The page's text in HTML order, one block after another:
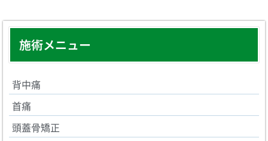
施術メニュー
背中痛
首痛
頭蓋骨矯正